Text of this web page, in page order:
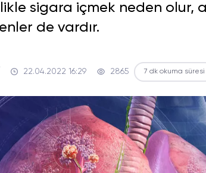
sigara içmek neden olur,
de vardır.
22.04.2022 16:29 2865 7 dk okuma süresi